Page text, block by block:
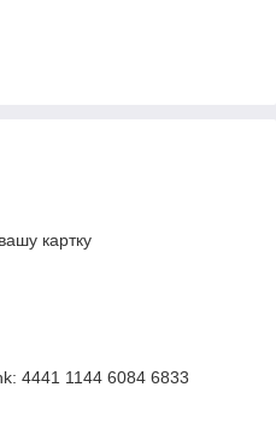
картку
4441 1144 6084 6833